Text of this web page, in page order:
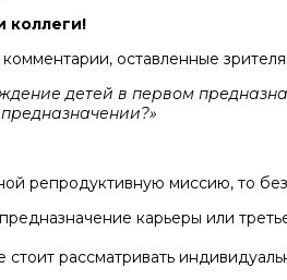
коллеги!
оставленные
детей в первом
репродуктивную миссию, то
карьеры или
рассматривать